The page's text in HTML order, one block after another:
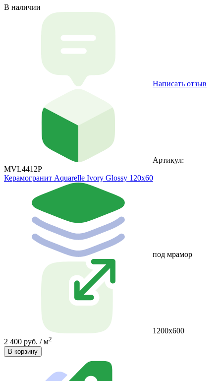
В наличии
Написать отзыв
Артикул:
MVL4412P
Керамогранит Aquarelle Ivory Glossy 120х60
под мрамор
1200х600
2 400 руб. / м2
В корзину